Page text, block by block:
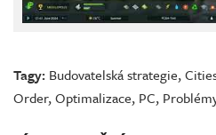
Tagy: Budovatelská strategie,
Order,Optimalizace, PC,